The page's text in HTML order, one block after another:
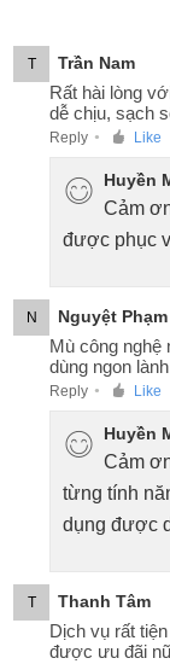
T Trần Nam
Rất hài lòng
dễ chịu, sạch
Reply ● Like
Huyền
Cảm
được phục
N Nguyệt Phạm
Mù công nghệ
dùng ngon
Reply ● Like
Huyền
Cảm
từng tính
dụng được
T Thanh Tâm
Dịch vụ rất
được ưu đãi